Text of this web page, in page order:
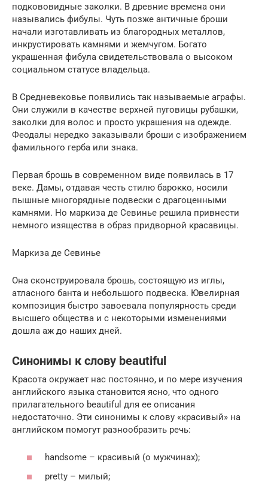
подкововидные заколки. В древние времена они
назывались фибулы. Чуть позже античные броши
начали изготавливать из благородных металлов,
инкрустировать камнями и жемчугом. Богато
украшенная фибула свидетельствовала о высоком
социальном статусе владельца.
В Средневековье появились так называемые аграфы.
Они служили в качестве верхней пуговицы рубашки,
заколки для волос и просто украшения на одежде.
Феодалы нередко заказывали броши с изображением
фамильного герба или знака.
Первая брошь в современном виде появилась в 17
веке. Дамы, отдавая честь стилю барокко, носили
пышные многорядные подвески с драгоценными
камнями. Но маркиза де Севинье решила привнести
немного изящества в образ придворной красавицы.
Маркиза де Севинье
Она сконструировала брошь, состоящую из иглы,
атласного банта и небольшого подвеска. Ювелирная
композиция быстро завоевала популярность среди
высшего общества и с некоторыми изменениями
дошла аж до наших дней.
Синонимы к слову beautiful
Красота окружает нас постоянно, и по мере изучения
английского языка становится ясно, что одного
прилагательного beautiful для ее описания
недостаточно. Эти синонимы к слову «красивый» на
английском помогут разнообразить речь:
handsome – красивый (о мужчинах);
pretty – милый;